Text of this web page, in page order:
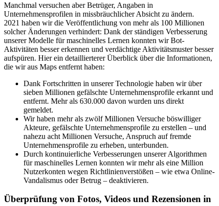
Manchmal versuchen aber Betrüger, Angaben in
Unternehmensprofilen in missbräuchlicher Absicht zu ändern.
2021 haben wir die Veröffentlichung von mehr als 100 Millionen
solcher Änderungen verhindert: Dank der ständigen Verbesserung
unserer Modelle für maschinelles Lernen konnten wir Bot-
Aktivitäten besser erkennen und verdächtige Aktivitätsmuster besser
aufspüren. Hier ein detaillierterer Überblick über die Informationen,
die wir aus Maps entfernt haben:
Dank Fortschritten in unserer Technologie haben wir über
sieben Millionen gefälschte Unternehmensprofile erkannt und
entfernt. Mehr als 630.000 davon wurden uns direkt
gemeldet.
Wir haben mehr als zwölf Millionen Versuche böswilliger
Akteure, gefälschte Unternehmensprofile zu erstellen – und
nahezu acht Millionen Versuche, Anspruch auf fremde
Unternehmensprofile zu erheben, unterbunden.
Durch kontinuierliche Verbesserungen unserer Algorithmen
für maschinelles Lernen konnten wir mehr als eine Million
Nutzerkonten wegen Richtlinienverstößen – wie etwa Online-
Vandalismus oder Betrug – deaktivieren.
Überprüfung von Fotos, Videos und Rezensionen in